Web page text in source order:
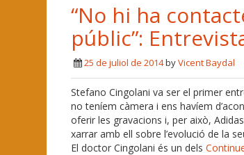
“No hi ha
públic”:
25 de juliol de 2014byVicent Baydal
Stefano Cingolani va ser el primer
no teníem càmera i ens havíem
oferir les gravacions i, per això,
xarrar amb ell sobre l’evolució de la
El doctor Cingolani és un dels